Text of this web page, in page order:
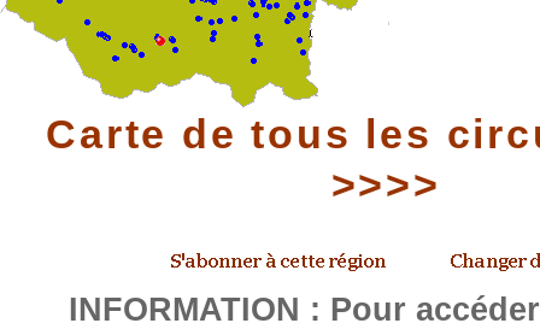
Carte de tous les
>>>>
INFORMATION : Pour